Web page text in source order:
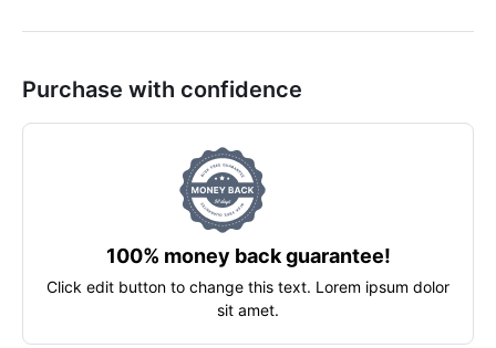
Purchase with confidence
100% money back guarantee!
Click edit button to change this text. Lorem ipsum dolor
sit amet.